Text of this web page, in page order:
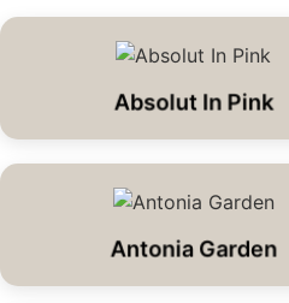
Absolut In Pink
Antonia Garden